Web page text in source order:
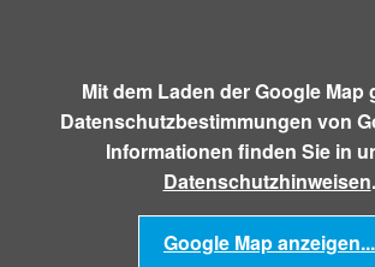
Mit dem Laden der Google Map
Datenschutzbestimmungen von
Informationen finden Sie in
Datenschutzhinweisen.
Google Map anzeigen...